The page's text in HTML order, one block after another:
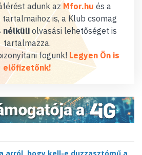
adunk az Mfor.hu és a
tartalmaihoz is, a Klub csomag
nélküliolvasási lehetőséget is
tartalmazza.
fogunk! Legyen Ön is
előfizetőnk!